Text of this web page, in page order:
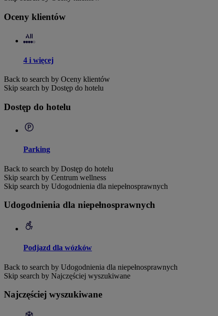
Oceny klientów
4 i więcej
Back to search by Oceny klientów
Skip search by Dostęp do hotelu
Dostęp do hotelu
Parking
Back to search by Dostęp do hotelu
Skip search by Centrum wellness
Skip search by Udogodnienia dla niepełnosprawnych
Udogodnienia dla niepełnosprawnych
Podjazd dla wózków
Back to search by Udogodnienia dla niepełnosprawnych
Skip search by Najczęściej wyszukiwane
Najczęściej wyszukiwane